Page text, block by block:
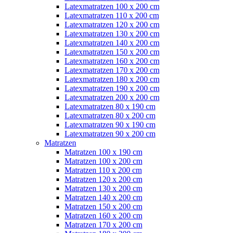
Latexmatratzen 100 x 200 cm
Latexmatratzen 110 x 200 cm
Latexmatratzen 120 x 200 cm
Latexmatratzen 130 x 200 cm
Latexmatratzen 140 x 200 cm
Latexmatratzen 150 x 200 cm
Latexmatratzen 160 x 200 cm
Latexmatratzen 170 x 200 cm
Latexmatratzen 180 x 200 cm
Latexmatratzen 190 x 200 cm
Latexmatratzen 200 x 200 cm
Latexmatratzen 80 x 190 cm
Latexmatratzen 80 x 200 cm
Latexmatratzen 90 x 190 cm
Latexmatratzen 90 x 200 cm
Matratzen
Matratzen 100 x 190 cm
Matratzen 100 x 200 cm
Matratzen 110 x 200 cm
Matratzen 120 x 200 cm
Matratzen 130 x 200 cm
Matratzen 140 x 200 cm
Matratzen 150 x 200 cm
Matratzen 160 x 200 cm
Matratzen 170 x 200 cm